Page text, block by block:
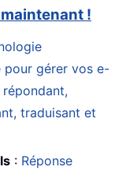
!
pour gérer vos e-
traduisant et
: Réponse